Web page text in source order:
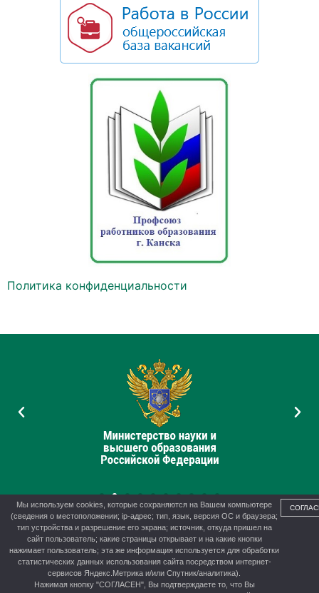
Политика конфиденциальности
© 2012-2026 г. Управление образования администрации г.
Канска
Мы используем cookies, которые сохраняются на Вашем компьютере
(сведения о местоположении; ip-адрес; тип, язык, версия ОС и браузера;
тип устройства и разрешение его экрана; источник, откуда пришел на
сайт пользователь; какие страницы открывает и на какие кнопки
нажимает пользователь; эта же информация используется для обработки
статистических данных использования сайта посредством интернет-
сервисов Яндекс.Метрика и/или Спутник/аналитика).
Нажимая кнопку "СОГЛАСЕН", Вы подтверждаете то, что Вы